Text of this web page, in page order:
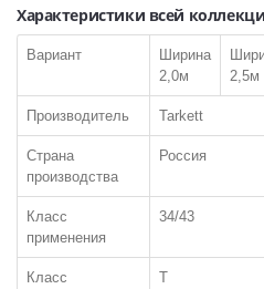
КОВРОЛИН
Бытовой
Ковровая плитка
Флокированное покрытие
Выставочный
ЧАСТО ИЩУТ:
Характеристики всей
Вариант
Ширина
2,0м
2,5м
Производитель Tarkett
Страна
производства
Россия
Класс
применения
34/43
Класс
T